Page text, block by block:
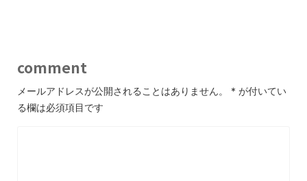
comment
メールアドレスが公開されることはありません。 * が付いてい
る欄は必須項目です